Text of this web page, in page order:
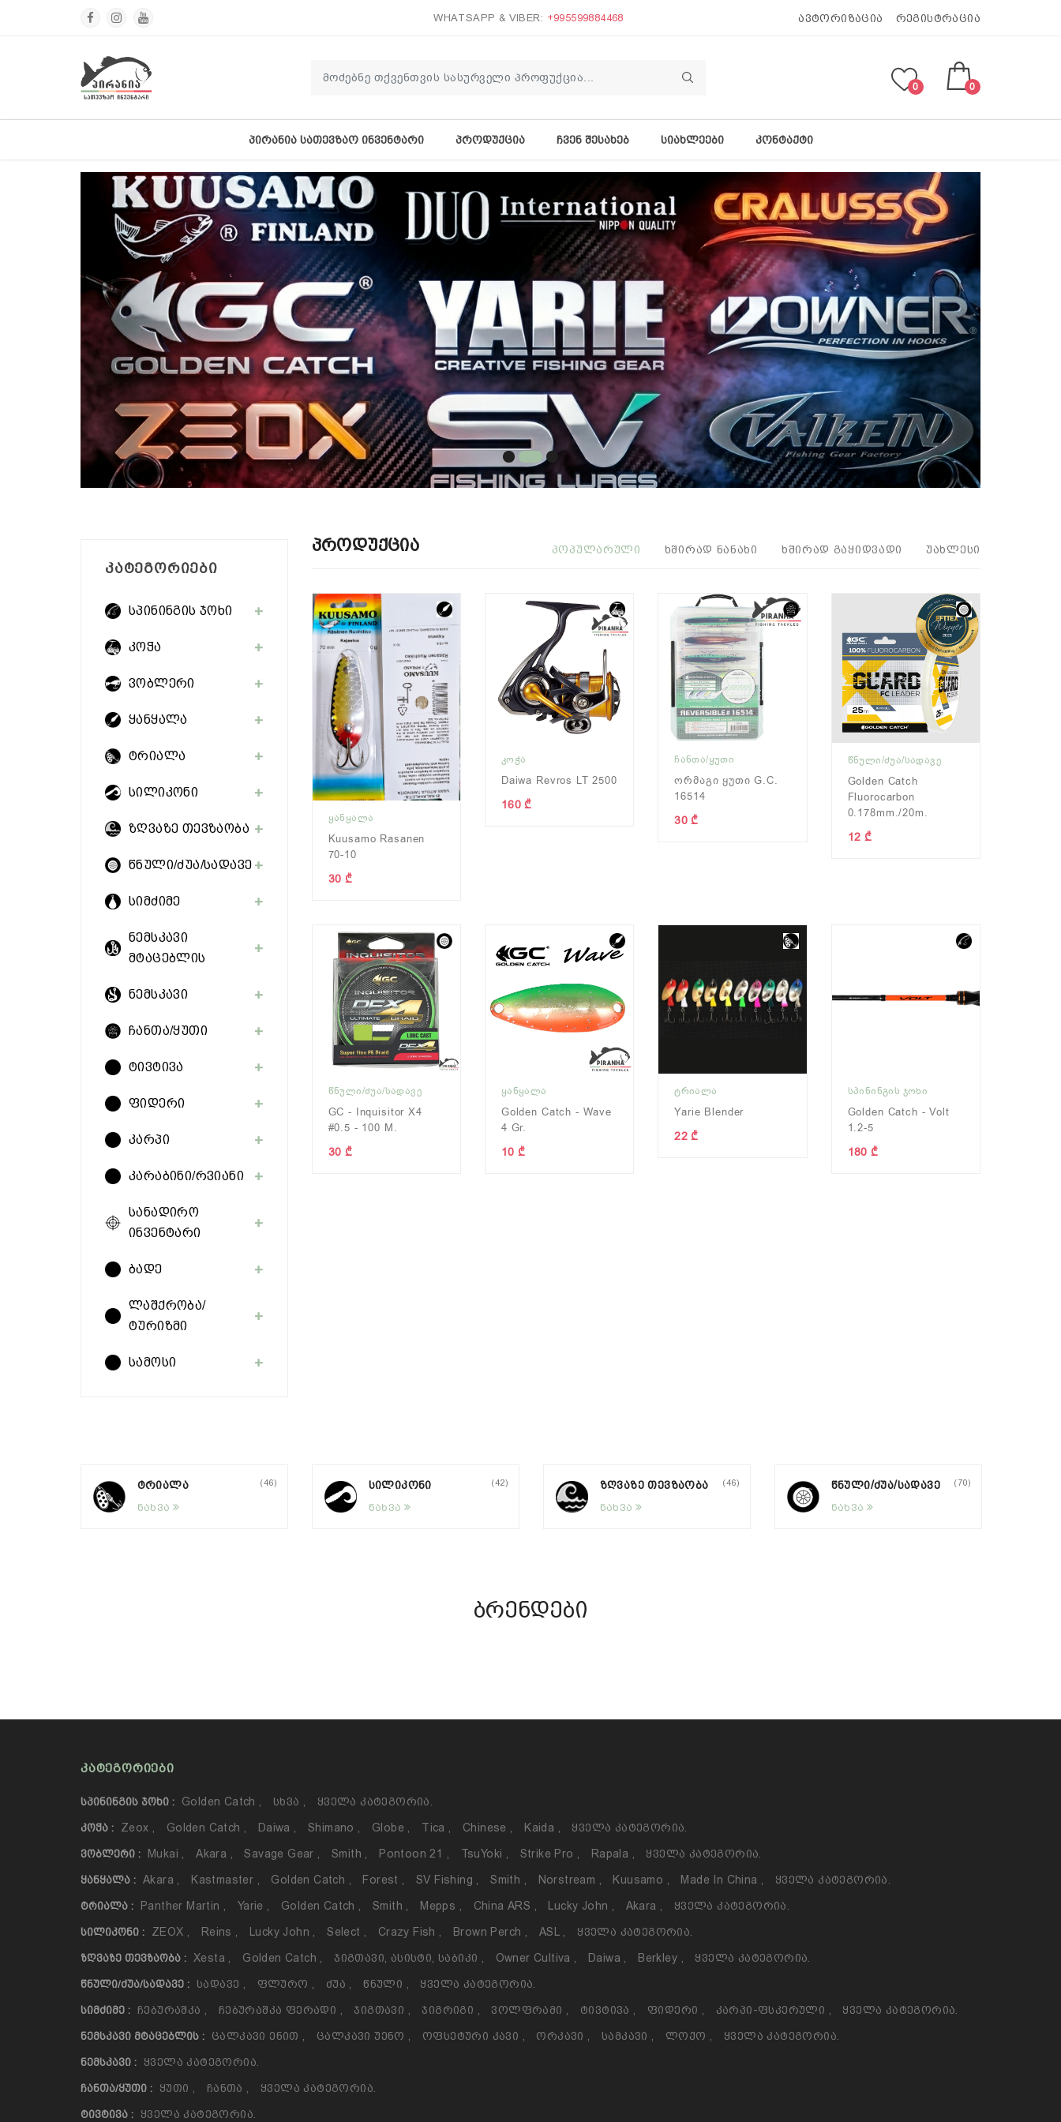
WHATSAPP & VIBER: +995599884468 ავტორიზაცია რეგისტრაცია
0 0
ᲞᲘᲠᲐᲜᲘᲐ ᲡᲐᲗᲔᲕᲖᲐᲝ ᲘᲜᲕᲔᲜᲢᲐᲠᲘ ᲞᲠᲝᲓᲣᲥᲪᲘᲐ ᲩᲕᲔᲜ ᲨᲔᲡᲐᲮᲔᲑ ᲡᲘᲐᲮᲚᲔᲔᲑᲘ ᲙᲝᲜᲢᲐᲥᲢᲘ
ᲙᲐᲢᲔᲒᲝᲠᲘᲔᲑᲘ
სპინინგის ჯოხი
კოჭა
ვობლერი
ყანყალა
ტრიალა
სილიკონი
ზღვაზე თევზაობა
წნული/ძუა/სადავე
სიმძიმე
ნემსკავი
მტაცებლის
ნემსკავი
ჩანთა/ყუთი
ტივტივა
ფიდერი
კარპი
კარაბინი/რვიანი
სანადირო
ინვენტარი
ბადე
ლაშქრობა/
ტურიზმი
სამოსი
Პროდუქცია ᲞᲝᲞᲣᲚᲐᲠᲣᲚᲘ ᲮᲨᲘᲠᲐᲓ ᲜᲐᲜᲐᲮᲘ ᲮᲨᲘᲠᲐᲓ ᲒᲐᲧᲘᲓᲕᲐᲓᲘ ᲣᲐᲮᲚᲔᲡᲘ
ᲧᲐᲜᲧᲐᲚᲐ
Kuusamo Rasanen
70-10
30 ₾
ᲙᲝᲭᲐ
Daiwa Revros LT 2500
160 ₾
ᲩᲐᲜᲗᲐ/ᲧᲣᲗᲘ
Ორმაგი Ყუთი G.C.
16514
30 ₾
ᲬᲜᲣᲚᲘ/ᲫᲣᲐ/ᲡᲐᲓᲐᲕᲔ
Golden Catch
Fluorocarbon
0.178mm./20m.
12 ₾
ᲬᲜᲣᲚᲘ/ᲫᲣᲐ/ᲡᲐᲓᲐᲕᲔ
GC - Inquisitor X4
#0.5 - 100 M.
30 ₾
ᲧᲐᲜᲧᲐᲚᲐ
Golden Catch - Wave
4 Gr.
10 ₾
ᲢᲠᲘᲐᲚᲐ
Yarie Blender
22 ₾
ᲡᲞᲘᲜᲘᲜᲒᲘᲡ ᲯᲝᲮᲘ
Golden Catch - Volt
1.2-5
180 ₾
ᲢᲠᲘᲐᲚᲐ (46)
ნახვა
ᲡᲘᲚᲘᲙᲝᲜᲘ (42)
ნახვა
ᲖᲦᲕᲐᲖᲔ ᲗᲔᲕᲖᲐᲝᲑᲐ (46)
ნახვა
ᲬᲜᲣᲚᲘ/ᲫᲣᲐ/ᲡᲐᲓᲐᲕᲔ (70)
ნახვა
ბრენდები
ᲙᲐᲢᲔᲒᲝᲠᲘᲔᲑᲘ
ᲡᲞᲘᲜᲘᲜᲒᲘᲡ ᲯᲝᲮᲘ : Golden Catch Სხვა Ყველა Კატეგორია.
ᲙᲝᲭᲐ : Zeox Golden Catch Daiwa Shimano Globe Tica Chinese Kaida Ყველა Კატეგორია.
ᲕᲝᲑᲚᲔᲠᲘ : Mukai Akara Savage Gear Smith Pontoon 21 TsuYoki Strike Pro Rapala Ყველა Კატეგორია.
ᲧᲐᲜᲧᲐᲚᲐ : Akara Kastmaster Golden Catch Forest SV Fishing Smith Norstream Kuusamo Made In China Ყველა Კატეგორია.
ᲢᲠᲘᲐᲚᲐ : Panther Martin Yarie Golden Catch Smith Mepps China ARS Lucky John Akara Ყველა Კატეგორია.
ᲡᲘᲚᲘᲙᲝᲜᲘ : ZEOX Reins Lucky John Select Crazy Fish Brown Perch ASL Ყველა Კატეგორია.
ᲖᲦᲕᲐᲖᲔ ᲗᲔᲕᲖᲐᲝᲑᲐ : Xesta Golden Catch Ჯიგთავი, Ასისტი, Საბიკი Owner Cultiva Daiwa Berkley Ყველა Კატეგორია.
ᲬᲜᲣᲚᲘ/ᲫᲣᲐ/ᲡᲐᲓᲐᲕᲔ : Სადავე Ფლურო Ძუა Წნული Ყველა Კატეგორია.
ᲡᲘᲛᲫᲘᲛᲔ : Ჩებურაშკა Ჩებურაშკა Ფერადი Ჯიგთავი Ჯიგრიგი Ვოლფრამი Ტივტივა Ფიდერი Კარპი-Ფსკერული Ყველა Კატეგორია.
ᲜᲔᲛᲡᲙᲐᲕᲘ ᲛᲢᲐᲪᲔᲑᲚᲘᲡ : Ცალკავი Ენით Ცალკავი Უენო Ოფსეტური Კავი Ორკავი Სამკავი Ლოქო Ყველა Კატეგორია.
ᲜᲔᲛᲡᲙᲐᲕᲘ : Ყველა Კატეგორია.
ᲩᲐᲜᲗᲐ/ᲧᲣᲗᲘ : Ყუთი Ჩანთა Ყველა Კატეგორია.
ᲢᲘᲕᲢᲘᲕᲐ : Ყველა Კატეგორია.